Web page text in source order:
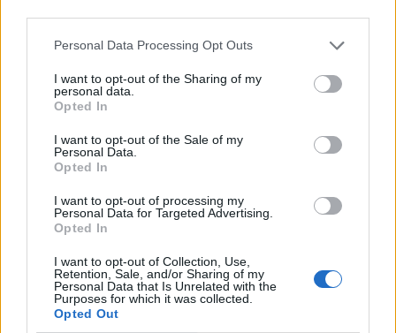
Personal Data Processing Opt Outs
I want to opt-out of the Sharing of my
personal data.
Opted In
I want to opt-out of the Sale of my
Personal Data.
Opted In
I want to opt-out of processing my
Personal Data for Targeted Advertising.
Opted In
I want to opt-out of Collection, Use,
Retention, Sale, and/or Sharing of my
Personal Data that Is Unrelated with the
Purposes for which it was collected.
Opted Out
E ndoqi me automatik dhe
identifikohet autori i
dyshuar që është në
Vrasja e 20-vjeçarit në
një zhurmë dhe dolëm të
Mallakastrën/ Evakuohen
disa familje në Koilac,
flakët afrohen pranë
banesave
Korçë, zbardhen detajet e
konfliktit dhe gjendet një
thikë pranë viktimës